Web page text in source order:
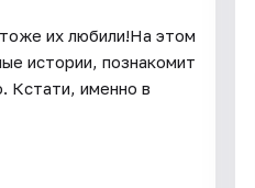
их любили!На этом
истории, познакомит
Кстати, именно в